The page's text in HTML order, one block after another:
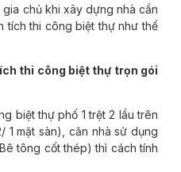
chủ khi xây dựng nhà cần
tích thi công biệt thự như thế
thi công biệt thự trọn gói
biệt thự phố 1 trệt 2 lầu trên
1 mặt sàn), căn nhà sử dụng
tông cốt thép) thì cách tính